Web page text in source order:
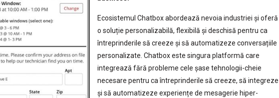
Ecosistemul Chatbox abordează nevoia industriei și oferă
o soluție personalizabilă, flexibilă și deschisă pentru ca
întreprinderile să creeze și să automatizeze conversațiile
personalizate. Chatbox este singura platformă care
integrează fără probleme cele șase tehnologii-cheie
necesare pentru ca întreprinderile să creeze, să integreze
și să automatizeze experiențe de mesagerie hiper-